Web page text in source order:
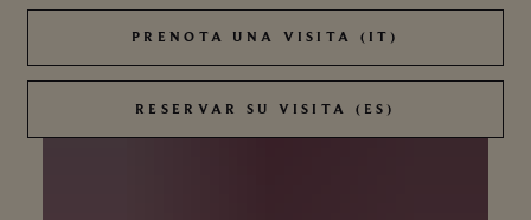
PRENOTA UNA VISITA (IT)
PRENOTA UNA VISITA (IT)
RESERVAR SU VISITA (ES)
RESERVAR SU VISITA (ES)